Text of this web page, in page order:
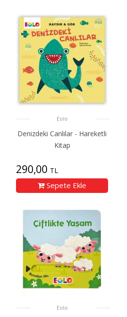
Eolo
Denizdeki Canlılar - Hareketli
Kitap
290,00 TL
Sepete Ekle
Eolo